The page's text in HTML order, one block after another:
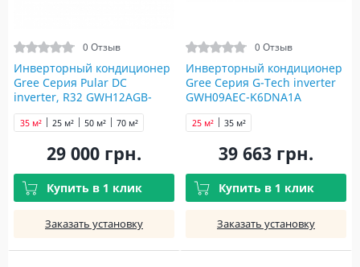
0 Отзыв
Инверторный кондиционер
Gree Серия Pular DC
inverter, R32 GWH12AGB-
K6DNA1A
25 м²
35 м² 50 м² 70 м²
29 000 грн.
Купить в 1 клик
Заказать установку
0 Отзыв
Инверторный кондиционер
Gree Серия G-Tech inverter
GWH09AEC-K6DNA1A
25 м² 35 м²
39 663 грн.
Купить в 1 клик
Заказать установку